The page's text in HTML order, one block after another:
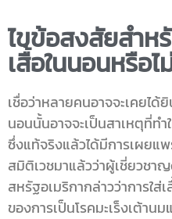
ไขข้อสงสัยสำ
เสื้อในนอนหรือไ
เชื่อว่าหลายคนอาจจะเคยได้
นอนนั้นอาจจะเป็นสาเหตุที่ทำ
ซึ่งแท้จริงแล้วได้มีการเผยแ
สมิติเวชมาแล้วว่าผู้เชี่ยวชา
สหรัฐอเมริกากล่าวว่าการใส่
ของการเป็นโรคมะเร็งเต้าน